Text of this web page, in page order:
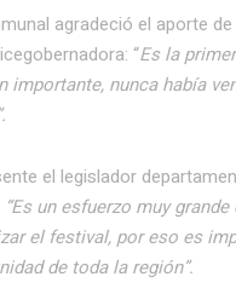
agradeció el aporte
“Es la
importante, nunca había
el legislador
“Es un esfuerzo muy
el festival, por eso es
de toda la región”.